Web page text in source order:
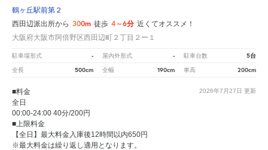
鶴ヶ丘駅前第２
西田辺派出所から 300m 徒歩 4～6分 近くてオススメ！
大阪府大阪市阿倍野区西田辺町２丁目２ー１
駐車場形式 - 屋内外形式 - 駐車台数 5台
全長 500cm 全幅 190cm 車高 200cm
2026年7月27日 更新
■料金
全日
00:00-24:00 40分/200円
■上限料金
【全日】最大料金入庫後12時間以内650円
※最大料金は繰り返し適用となります。